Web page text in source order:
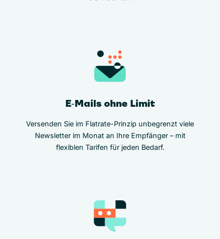
E‑Mails ohne Limit
Versenden Sie im Flatrate-Prinzip unbegrenzt viele
Newsletter im Monat an Ihre Empfänger – mit
flexiblen Tarifen für jeden Bedarf.